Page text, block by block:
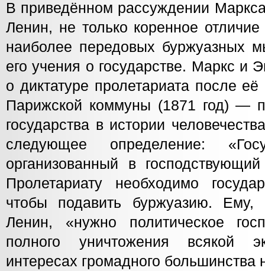
В приведённом рассуждении
Ленин, не только коренное
наиболее передовых буржуазных
его учения о государстве. Маркс и
о диктатуре пролетариата после
Парижской коммуны (1871 год) —
государства в истории
следующее определение:
организованный в
Пролетариату необходимо
чтобы подавить буржуазию. Ему,
Ленин, «нужно политическое
полного уничтожения всякой
интересах громадного большинства